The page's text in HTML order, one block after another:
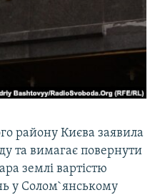
району Києва заявила
та вимагає повернути
землі вартістю
у Солом`янському